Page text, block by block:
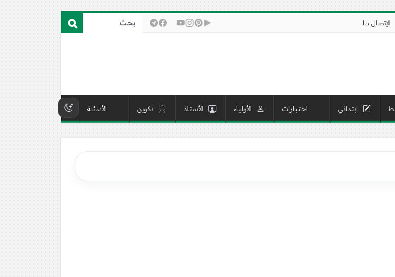
الإتصال بنا
ابتدائي اختبارات الأولياء الأستاذ تكوين الأسئلة